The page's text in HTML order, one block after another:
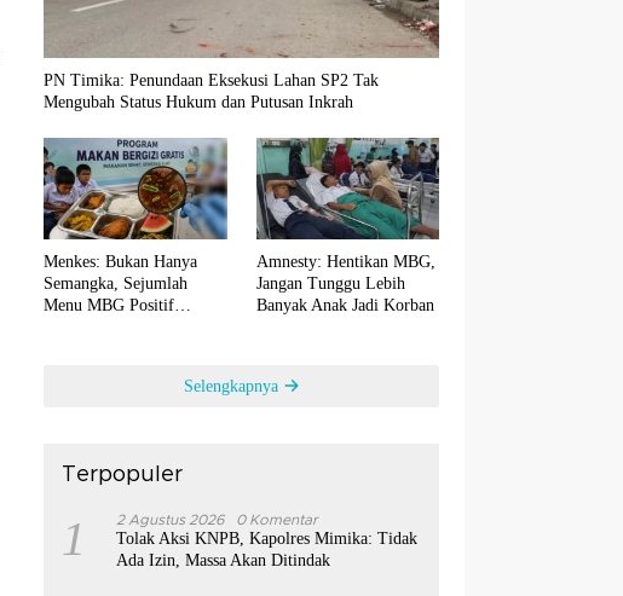
PN Timika: Penundaan Eksekusi Lahan SP2 Tak
Mengubah Status Hukum dan Putusan Inkrah
Menkes: Bukan Hanya
Semangka, Sejumlah
Menu MBG Positif
Amnesty: Hentikan MBG,
Jangan Tunggu Lebih
Banyak Anak Jadi Korban
Selengkapnya
Terpopuler
1 2 Agustus 2026 0 Komentar
Tolak Aksi KNPB, Kapolres Mimika: Tidak
Ada Izin, Massa Akan Ditindak